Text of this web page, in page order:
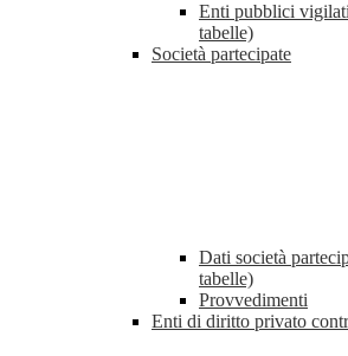
Enti pubblici
tabelle)
Società partecipate
Dati società
tabelle)
Provvedimenti
Enti di diritto privato